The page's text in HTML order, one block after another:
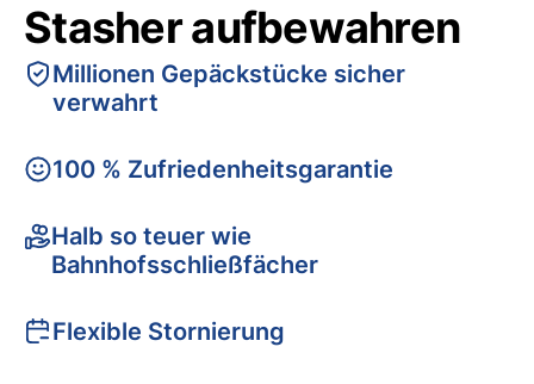
Stasher aufbewahren
Millionen Gepäckstücke sicher
verwahrt
100 % Zufriedenheitsgarantie
Halb so teuer wie
Bahnhofsschließfächer
Flexible Stornierung